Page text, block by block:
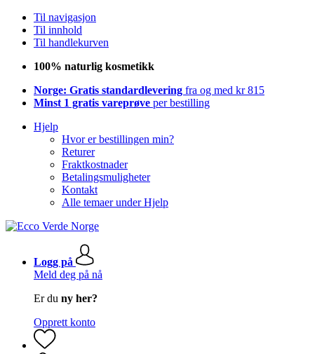
Til navigasjon
Til innhold
Til handlekurven
100% naturlig kosmetikk
Norge: Gratis standardlevering fra og med kr 815
Minst 1 gratis vareprøve per bestilling
Hjelp
Hvor er bestillingen min?
Returer
Fraktkostnader
Betalingsmuligheter
Kontakt
Alle temaer under Hjelp
Logg på
Meld deg på nå
Er du ny her?
Opprett konto